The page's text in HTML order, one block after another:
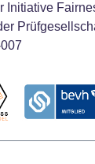
Initiative